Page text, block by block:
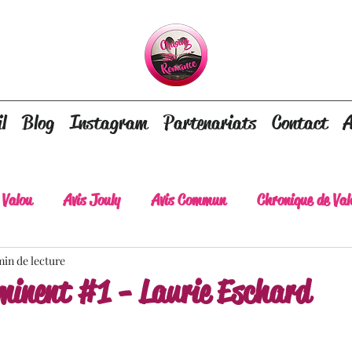
Blog Instagram Partenariats Contact
Avis Jouly Avis Commun Chronique de
A lire absolument
#1 - Laurie Eschard
de lecture